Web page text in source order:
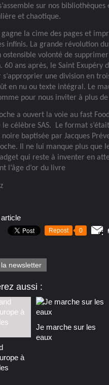
sur nos
et chaotique.
gagne la cime des pages et
infinis. La grande révolution
ostensible volonté de
60 ans après, le Saint
une division en
en nu ou texte intégral. Le
pour nous inviter à plus
a ouvert la voie au fast
célèbre SAS.
Le format
noire baptisée par Jacques
Il ne lui manque plus que
qui reste à inventer en
l’âge d’or du livre
Repost 0
newsletter
aussi :
à
Je marche sur les
eaux